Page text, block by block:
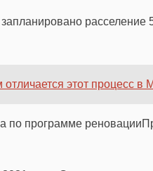
этот процесс в
по программе реновации